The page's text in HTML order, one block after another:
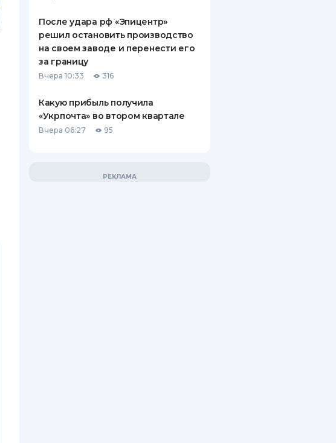
После удара рф «Эпицентр»
решил остановить производство
на своем заводе и перенести его
за границу
Вчера 10:33 316
Какую прибыль получила
«Укрпочта» во втором квартале
Вчера 06:27 95